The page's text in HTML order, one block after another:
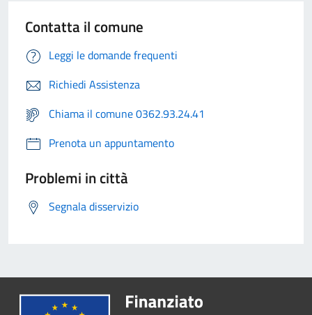
Contatta il comune
Leggi le domande frequenti
Richiedi Assistenza
Chiama il comune 0362.93.24.41
Prenota un appuntamento
Problemi in città
Segnala disservizio